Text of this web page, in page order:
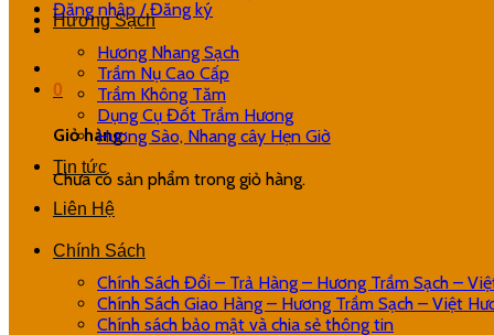
Đăng nhập / Đăng ký
0
Giỏ hàng
Chưa có sản phẩm trong giỏ hàng.
Hương Sạch
Hương Nhang Sạch
Trầm Nụ Cao Cấp
Trầm Không Tăm
Dụng Cụ Đốt Trầm Hương
Hương Sào, Nhang cây Hẹn Giờ
Tin tức
Liên Hệ
Chính Sách
Chính Sách Đổi – Trả Hàng – Hương Trầm Sạch –
Chính Sách Giao Hàng – Hương Trầm Sạch – Việt
Chính sách bảo mật và chia sẻ thông tin